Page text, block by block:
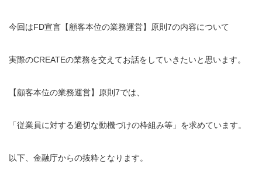
今回はFD宣言【顧客本位の業務運営】原則7の内容について
実際のCREATEの業務を交えてお話をしていきたいと思います。
【顧客本位の業務運営】原則7では、
「従業員に対する適切な動機づけの枠組み等」を求めています。
以下、金融庁からの抜粋となります。